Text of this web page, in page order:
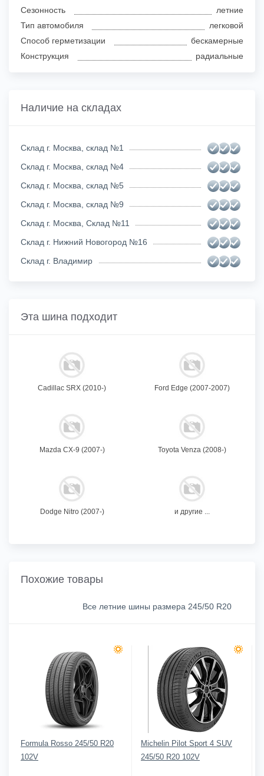
Сезонность
летние
Тип автомобиля
легковой
Способ герметизации
бескамерные
Конструкция
радиальные
Наличие на складах
Склад г. Москва, склад №1
Склад г. Москва, склад №4
Склад г. Москва, склад №5
Склад г. Москва, склад №9
Склад г. Москва, Склад №11
Склад г. Нижний Новогород №16
Склад г. Владимир
Эта шина подходит
Cadillac SRX (2010-) Ford Edge (2007-2007)
Mazda CX-9 (2007-) Toyota Venza (2008-)
Dodge Nitro (2007-) и другие ...
Похожие товары
Все летние шины размера 245/50 R20
Formula Rosso 245/50 R20
102V
Michelin Pilot Sport 4 SUV
245/50 R20 102V